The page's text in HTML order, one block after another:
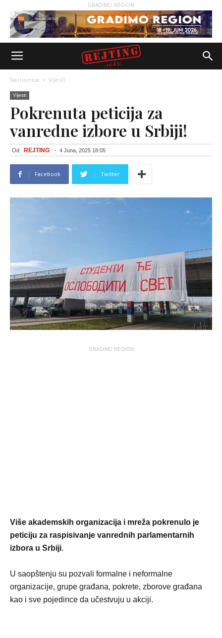
GRADIMO REGION
Naslovnica Vijesti
Vijesti
Pokrenuta peticija za
vanredne izbore u Srbiji!
Od REJTING - 4 Juna, 2025 18:05
Facebook Twitter
GRADIMO REGION
Više akademskih organizacija i mreža pokrenulo je
peticiju za raspisivanje vanrednih parlamentarnih
izbora u Srbiji.
U saopštenju su pozvali formalne i neformalne
organizacije, grupe građana, pokrete, zborove građana
kao i sve pojedince da učestvuju u akciji.